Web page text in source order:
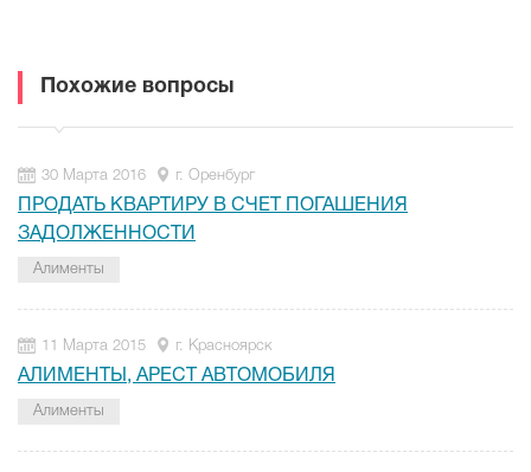
Похожие вопросы
30 Марта 2016 г. Оренбург
ПРОДАТЬ КВАРТИРУ В СЧЕТ ПОГАШЕНИЯ
ЗАДОЛЖЕННОСТИ
Алименты
11 Марта 2015 г. Красноярск
АЛИМЕНТЫ, АРЕСТ АВТОМОБИЛЯ
Алименты